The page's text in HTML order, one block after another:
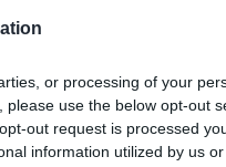
or processing of your
use the below opt-out
out request is processed
information utilized by us
a gyermek már
mozgásra,
lassan
el, meddig